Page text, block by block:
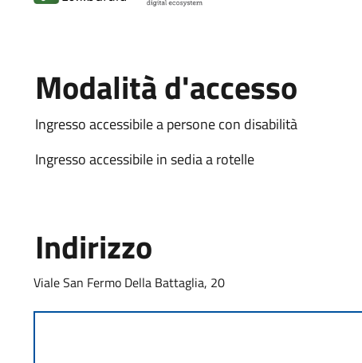
Modalità d'accesso
Ingresso accessibile a persone con disabilità
Ingresso accessibile in sedia a rotelle
Indirizzo
Viale San Fermo Della Battaglia, 20